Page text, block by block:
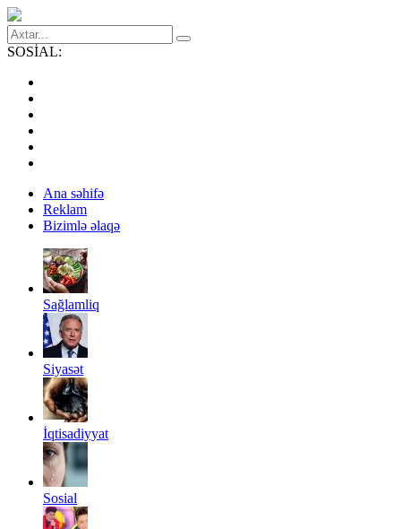
SOSİAL:
Ana səhifə
Reklam
Bizimlə əlaqə
Sağlamliq
Siyasət
İqtisadiyyat
Sosial